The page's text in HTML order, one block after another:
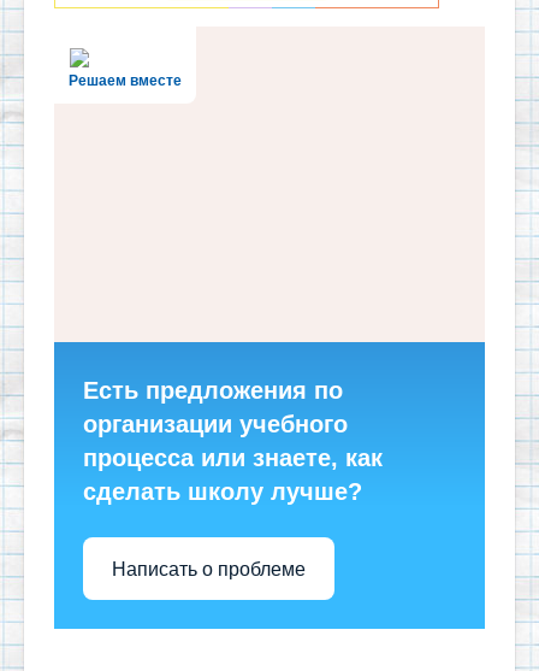
Решаем вместе
Есть предложения по
организации учебного
процесса или знаете, как
сделать школу лучше?
Написать о проблеме